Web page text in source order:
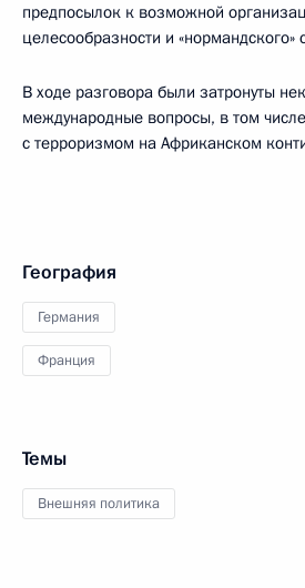
предпосылок к возможной
целесообразности и «нормандского»
В ходе разговора были затронуты
международные вопросы, в том
с терроризмом на Африканском
География
Германия
Франция
Темы
Внешняя политика